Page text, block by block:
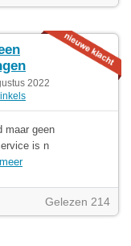
2022
maar geen
is n
Gelezen 214